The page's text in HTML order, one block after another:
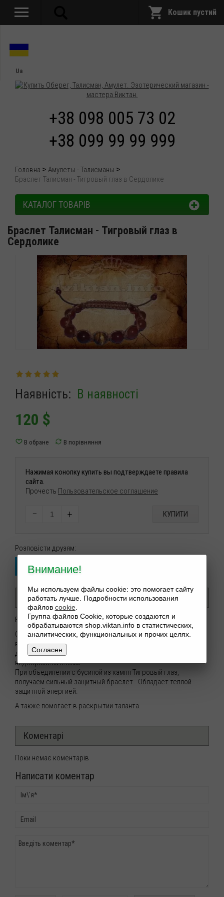
Ua
+38 098 005 73 02
+38 099 99 99 999
Кошик пустий
Головна
Амулеты - Талисманы
Браслет Талисман - Тигровый глаз в Сердолике
КАТАЛОГ ТОВАРІВ
Браслет Талисман - Тигровый глаз в
Сердолике
Наявність: В наявності
120 $
Нажимая конопку купить вы подтверждаете правила
сайта.
Прочесть Пользовательское соглашение
− + КУПИТИ
Розповісти друзям:
Опис
Браслет Талисман - Тигровый глаз в Сердолике
Сердолик камень Солнца, притягивающий к своему
владельцу внимание, дарящий любовь, приносит успех в
делах и дает благополучие, а также помогает справится с
недоброжелателями.
При объединении с бусиной из камня Тигровый глаз,
получаем сильный защитный браслет. Обладает теплой
защитной энергией.
А также помогает в раскрытии таланта.
Коментарі
Поки немає коментарів
Написати коментар
Внимание!
Мы используем файлы cookie: это помогает сайту
работать лучше. Подробности использования
файлов cookie.
Группа файлов Cookie, которые создаются и
обрабатываются shop.viktan.info в статистических,
аналитических, функциональных и прочих целях.
Согласен